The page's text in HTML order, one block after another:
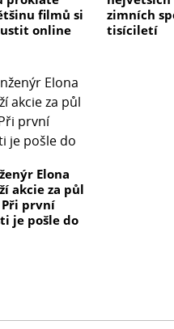
filmů si
online
zimních
tisíciletí
Elona
akcie za půl
první
je pošle do